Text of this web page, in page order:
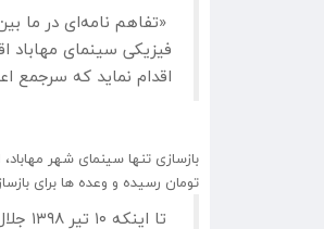
«تفاهم نامه‌ای در ما
فیزیکی سینمای مهاباد
اقدام نماید که سرجمع اعتبار حدود یک
تومان رسیده و وعده ها برای